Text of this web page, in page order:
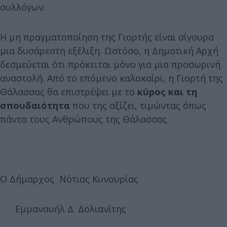
συλλόγων.
Η μη πραγματοποίηση της Γιορτής είναι σίγουρα
μια δυσάρεστη εξέλιξη. Ωστόσο, η Δημοτική Αρχή
δεσμεύεται ότι πρόκειται μόνο για μια προσωρινή
αναστολή. Από το επόμενο καλοκαίρι, η Γιορτή της
Θάλασσας θα επιστρέψει με το κύρος και τη
σπουδαιότητα που της αξίζει, τιμώντας όπως
πάντα τους Ανθρώπους της Θάλασσας.
Ο Δήμαρχος Νότιας Κυνουρίας
Εμμανουήλ Δ. Δολιανίτης